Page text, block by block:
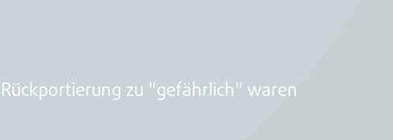
zu "gefährlich" waren